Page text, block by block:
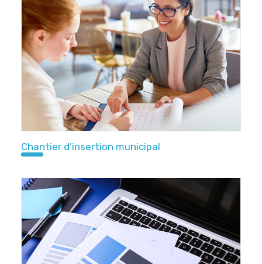
Chantier d’insertion municipal